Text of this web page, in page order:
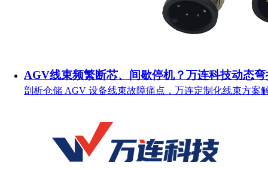
AGV线束频繁断芯、间歇停机？万连科技动态
剖析仓储 AGV 设备线束故障痛点，万连定制化线束方案